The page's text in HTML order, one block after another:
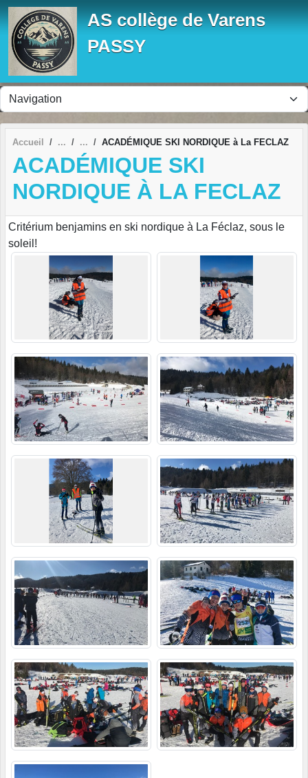
AS collège de Varens
PASSY
Accueil ACADÉMIQUE SKI NORDIQUE à La FECLAZ
ACADÉMIQUE SKI
NORDIQUE À LA FECLAZ
Critérium benjamins en ski nordique à La Féclaz, sous le
soleil!
Panneau de gestion des cookies